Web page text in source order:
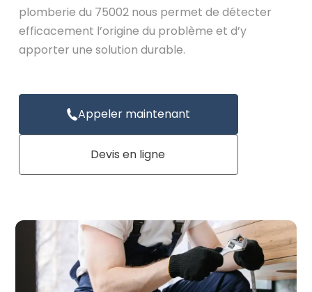
plomberie du 75002 nous permet de détecter
efficacement l’origine du problème et d’y
apporter une solution durable.
Appeler maintenant
Devis en ligne